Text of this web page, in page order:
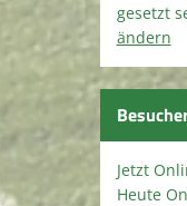
gesetzt
ändern
Jetzt
Heute